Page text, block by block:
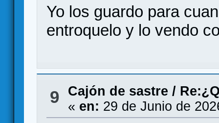
Yo los guardo para
entroquelo y lo vendo
9 Cajón de sastre /
« en: 29 de Junio de